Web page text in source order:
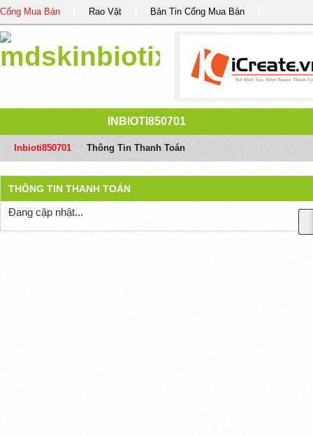
Cổng Mua Bán Rao Vặt Bản Tin Cổng Mua Bán
INBIOTI850701
Inbioti850701 Thông Tin Thanh Toán
THÔNG TIN THANH TOÁN
Đang cập nhật...